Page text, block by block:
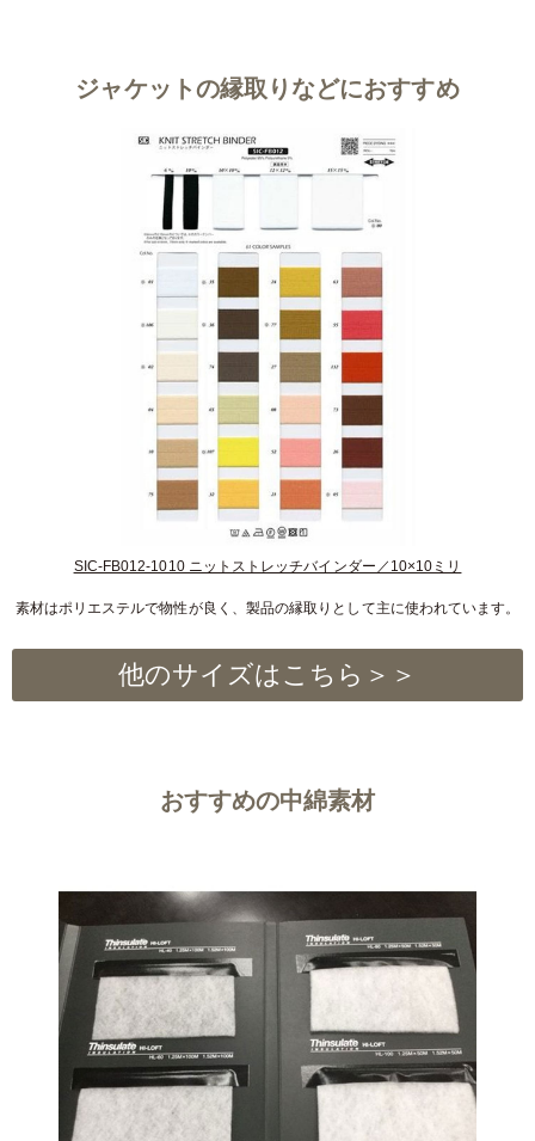
ジャケットの縁取りなどにおすすめ
SIC-FB012-1010 ニットストレッチバインダー／10×10ミリ
素材はポリエステルで物性が良く、製品の縁取りとして主に使われています。
他のサイズはこちら＞＞
おすすめの中綿素材